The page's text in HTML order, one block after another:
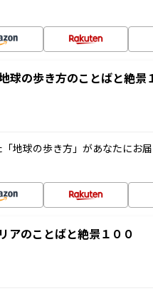
球の歩き方のことばと絶景
地球の歩き方」があなたにお
アのことばと絶景１００